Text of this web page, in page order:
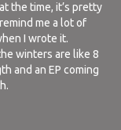
the time, it’s pretty
me a lot of
I wrote it.
winters are like 8
and an EP coming